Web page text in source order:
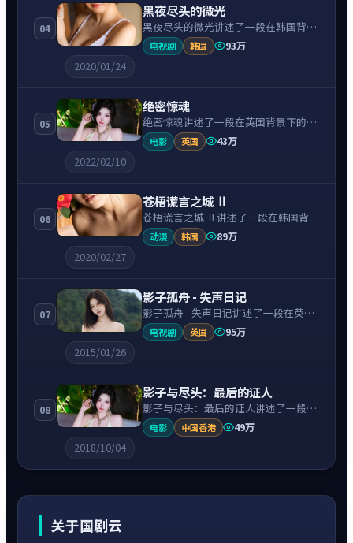
04
黑夜尽头的微光
黑夜尽头的微光讲述了一段在韩国背景
下的冒险故事，围绕裴秀智饰演的主角
逐层展开，人物动机与命运转折相互牵
电视剧 韩国
93万
2020/01/24
05
绝密惊魂
绝密惊魂讲述了一段在英国背景下的悬
疑故事，围绕凯特·温斯莱特饰演的主
角逐层展开，人物动机与命运转折相互
电影 英国
43万
2022/02/10
06
苍梧谎言之城 Ⅱ
苍梧谎言之城 Ⅱ讲述了一段在韩国背景
下的悬疑故事，围绕宋康昊饰演的主角
逐层展开，人物动机与命运转折相互牵
动漫 韩国
89万
2020/02/27
07
影子孤舟 - 失声日记
影子孤舟 - 失声日记讲述了一段在英国
背景下的冒险故事，围绕凯特·温斯莱
特饰演的主角逐层展开，人物动机与命
电视剧 英国
95万
2015/01/26
08
影子与尽头：最后的证人
影子与尽头：最后的证人讲述了一段在
中国香港背景下的悬疑故事，围绕杨千
嬅饰演的主角逐层展开，人物动机与命
制。
电影 中国香港
49万
2018/10/04
关于国剧云